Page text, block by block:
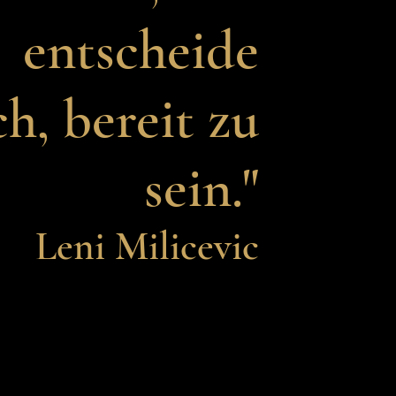
entscheide
bereit zu
sein."
Leni Milicevic